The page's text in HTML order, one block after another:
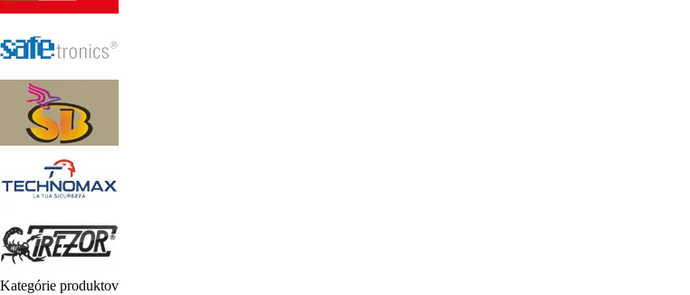
Kategórie produktov